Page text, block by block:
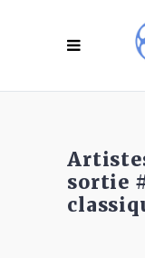
sortie